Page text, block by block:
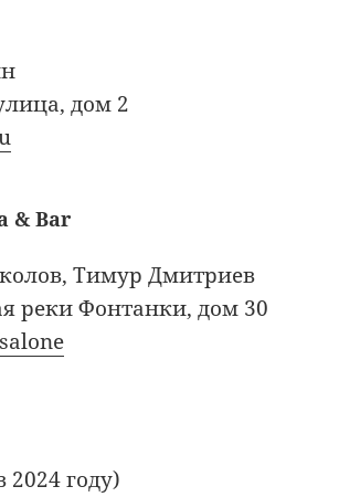
дом 2
& Bar
Тимур Дмитриев
реки Фонтанки, дом 30
2024 году)